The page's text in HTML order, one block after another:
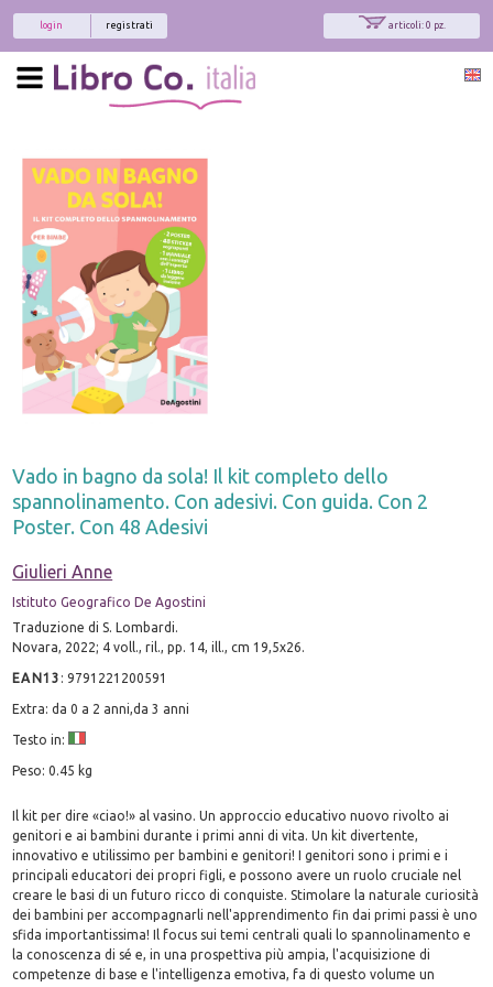
articoli: 0 pz.
registrati
login
Vado in bagno da sola! Il kit completo dello
spannolinamento. Con adesivi. Con guida. Con 2
Poster. Con 48 Adesivi
Giulieri Anne
Istituto Geografico De Agostini
Traduzione di S. Lombardi.
Novara, 2022; 4 voll., ril., pp. 14, ill., cm 19,5x26.
EAN13 :9791221200591
Extra: da 0 a 2 anni,da 3 anni
Testo in:
Peso: 0.45 kg
Il kit per dire «ciao!» al vasino. Un approccio educativo nuovo rivolto ai
genitori e ai bambini durante i primi anni di vita. Un kit divertente,
innovativo e utilissimo per bambini e genitori! I genitori sono i primi e i
principali educatori dei propri figli, e possono avere un ruolo cruciale nel
creare le basi di un futuro ricco di conquiste. Stimolare la naturale curiosità
dei bambini per accompagnarli nell'apprendimento fin dai primi passi è uno
sfida importantissima! Il focus sui temi centrali quali lo spannolinamento e
la conoscenza di sé e, in una prospettiva più ampia, l'acquisizione di
competenze di base e l'intelligenza emotiva, fa di questo volume un